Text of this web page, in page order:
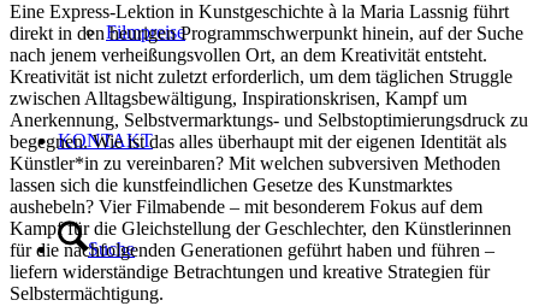
Filmpreise
KONTAKT
Suche
Eine Express-Lektion in Kunstgeschichte à la Maria Lassnig führt
direkt in den heurigen Programmschwerpunkt hinein, auf der Suche
nach jenem verheißungsvollen Ort, an dem Kreativität entsteht.
Kreativität ist nicht zuletzt erforderlich, um dem täglichen Struggle
zwischen Alltagsbewältigung, Inspirationskrisen, Kampf um
Anerkennung, Selbstvermarktungs- und Selbstoptimierungsdruck zu
begegnen. Wie ist das alles überhaupt mit der eigenen Identität als
Künstler*in zu vereinbaren? Mit welchen subversiven Methoden
lassen sich die kunstfeindlichen Gesetze des Kunstmarktes
aushebeln? Vier Filmabende – mit besonderem Fokus auf dem
Kampf für die Gleichstellung der Geschlechter, den Künstlerinnen
für die nachfolgenden Generationen geführt haben und führen –
liefern widerständige Betrachtungen und kreative Strategien für
Selbstermächtigung.